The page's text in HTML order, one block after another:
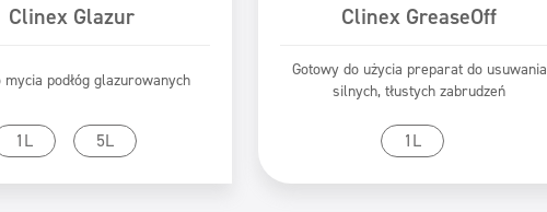
Clinex Glazur
mycia podłóg glazurowanych
1L 5L
do produktu
Clinex GreaseOff
Gotowy do użycia preparat do usuwania
silnych, tłustych zabrudzeń
1L
Przejdź do produktu